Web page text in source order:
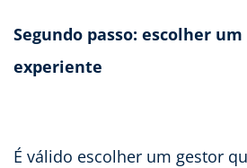
Segundo passo: escolher
experiente
É válido escolher um gestor